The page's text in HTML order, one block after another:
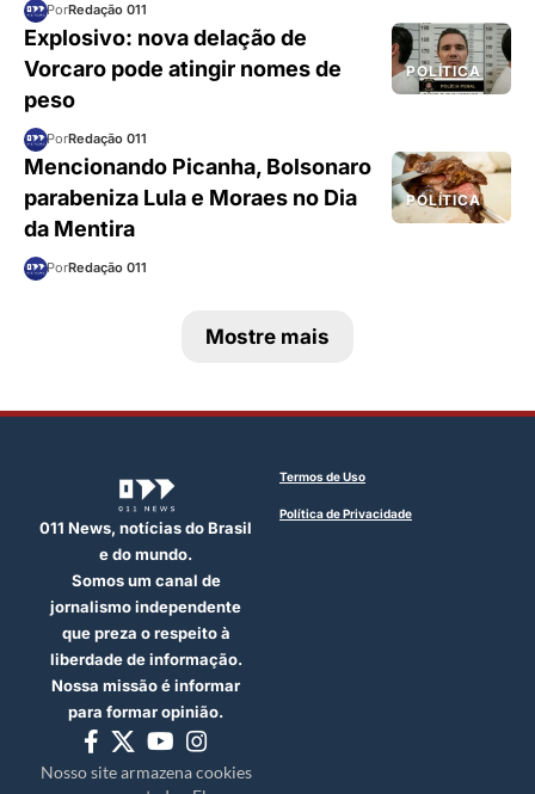
PorRedação 011
POLÍTICA
Explosivo: nova delação de
Vorcaro pode atingir nomes de
peso
PorRedação 011
POLÍTICA
Mencionando Picanha, Bolsonaro
parabeniza Lula e Moraes no Dia
da Mentira
PorRedação 011
Mostre mais
011 News, notícias do Brasil
e do mundo.
Somos um canal de
jornalismo independente
que preza o respeito à
liberdade de informação.
Nossa missão é informar
para formar opinião.
Nosso site armazena cookies
Termos de Uso
Política de Privacidade